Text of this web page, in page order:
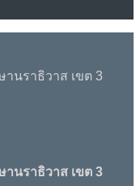
นราธิวาส เขต 3
นราธิวาส เขต 3